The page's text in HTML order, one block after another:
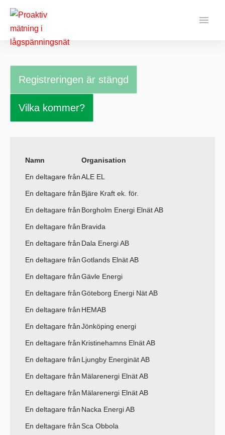
menu
Registreringen är stängd
Vilka kommer?
Namn Organisation
En deltagare från ALE EL
En deltagare från Bjäre Kraft ek. för.
En deltagare från Borgholm Energi Elnät AB
En deltagare från Bravida
En deltagare från Dala Energi AB
En deltagare från Gotlands Elnät AB
En deltagare från Gävle Energi
En deltagare från Göteborg Energi Nät AB
En deltagare från HEMAB
En deltagare från Jönköping energi
En deltagare från Kristinehamns Elnät AB
En deltagare från Ljungby Energinät AB
En deltagare från Mälarenergi Elnät AB
En deltagare från Mälarenergi Elnät AB
En deltagare från Nacka Energi AB
En deltagare från Sca Obbola